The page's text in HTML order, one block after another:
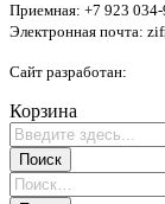
Приемная: +7 923
Электронная почта:
Сайт разработан:
Корзина